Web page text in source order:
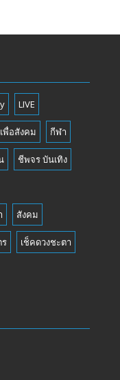
LIVE
พื่อสังคม กีฬา
ชีพจร บันเทิง
สังคม
ร เช็คดวงชะตา